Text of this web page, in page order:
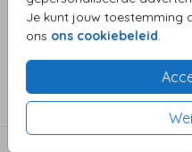
Je kunt jouw toestemming
ons ons cookiebeleid.
zijn los, uit de clipart staan
Jongenskaart